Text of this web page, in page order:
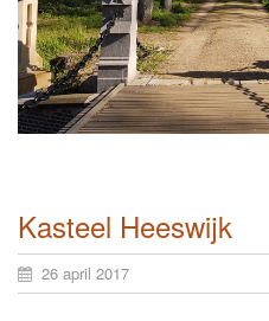
Kasteel Heeswijk
26 april 2017